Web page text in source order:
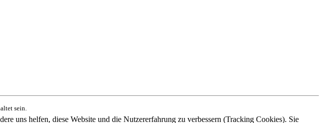
sein.
uns helfen, diese Website und die Nutzererfahrung zu verbessern (Tracking Cookies). Sie